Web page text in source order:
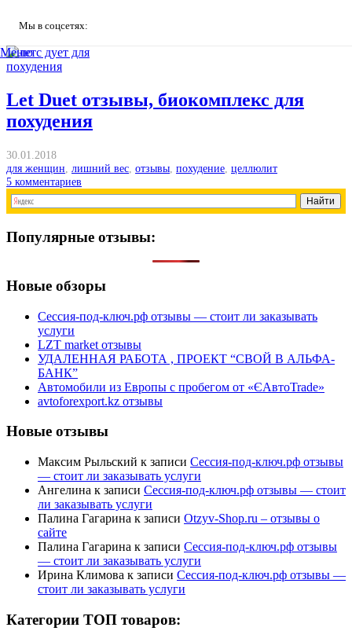
Мы в соцсетях:
Меню
Let Duet отзывы, биокомплекс для
похудения
30.01.2018
для женщин лишний вес отзывы похудение целлюлит
5 комментариев
Популярные отзывы:
Новые обзоры
Сессия-под-ключ.рф отзывы — стоит ли заказывать
услуги
LZT market отзывы
УДАЛЕННАЯ РАБОТА , ПРОЕКТ “СВОЙ В АЛЬФА-
БАНК”
Автомобили из Европы с пробегом от «ЄАвтоTrаde»
avtoforexport.kz отзывы
Новые отзывы
Максим Рыльский к записи Сессия-под-ключ.рф отзывы
— стоит ли заказывать услуги
Ангелина к записи Сессия-под-ключ.рф отзывы — стоит
ли заказывать услуги
Палина Гагарина к записи Otzyv-Shop.ru – отзывы о
сайте
Палина Гагарина к записи Сессия-под-ключ.рф отзывы
— стоит ли заказывать услуги
Ирина Климова к записи Сессия-под-ключ.рф отзывы —
стоит ли заказывать услуги
Категории ТОП товаров: